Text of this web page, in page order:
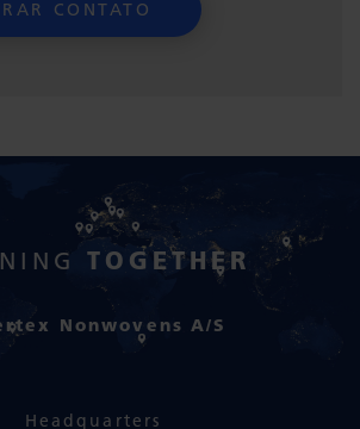
TOGETHER
Nonwovens A/S
Headquarters